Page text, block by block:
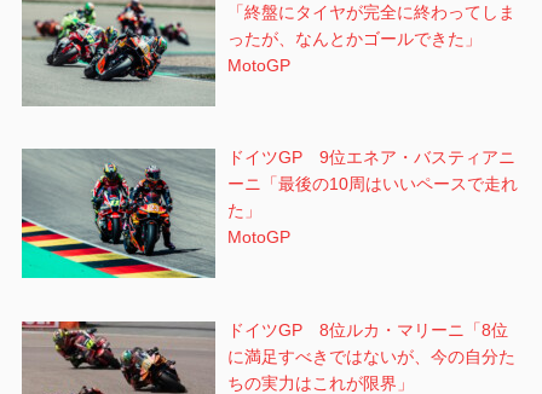
「終盤にタイヤが完全に終わってしま
ったが、なんとかゴールできた」
MotoGP
ドイツGP 9位エネア・バスティアニ
ーニ「最後の10周はいいペースで走れ
た」
MotoGP
ドイツGP 8位ルカ・マリーニ「8位
に満足すべきではないが、今の自分た
ちの実力はこれが限界」